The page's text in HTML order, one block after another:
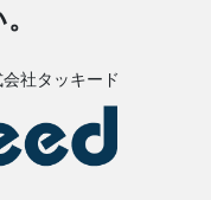
社タッキード